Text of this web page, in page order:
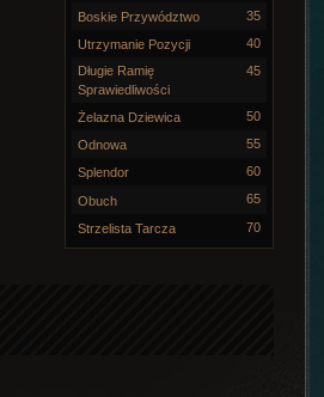
Boskie Przywództwo 35
Utrzymanie Pozycji
40
Długie Ramię
Sprawiedliwości
45
Żelazna Dziewica 50
Odnowa 55
Splendor 60
Obuch 65
Strzelista Tarcza 70